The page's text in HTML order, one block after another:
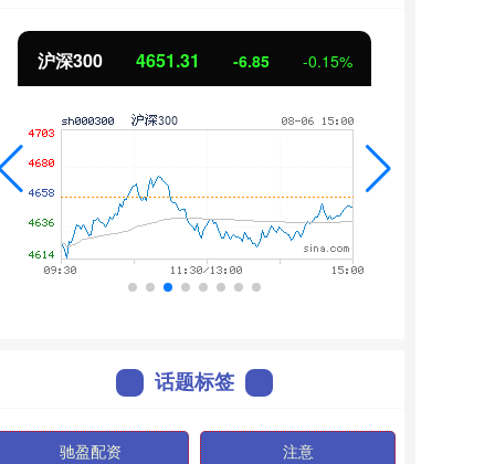
沪深300 4651.31 -6.85 -0.15%
话题标签
驰盈配资 注意